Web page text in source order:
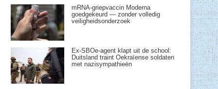
mRNA-griepvaccin Moderna
goedgekeurd — zonder volledig
veiligheidsonderzoek
Ex-SBOe-agent klapt uit de school:
Duitsland traint Oekraïense soldaten
met nazisympathieën